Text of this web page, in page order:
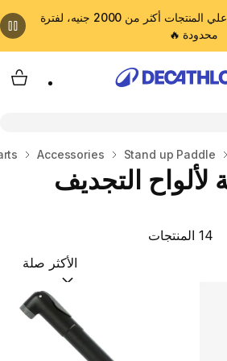
احصل على توصيل مجاني علي المنتجات أكثر من 2000 جنيه، لفترة
محدودة 🔥
Stand up Paddle
Accessories
التجديف
14 المنتجات
ترتيب حسب: